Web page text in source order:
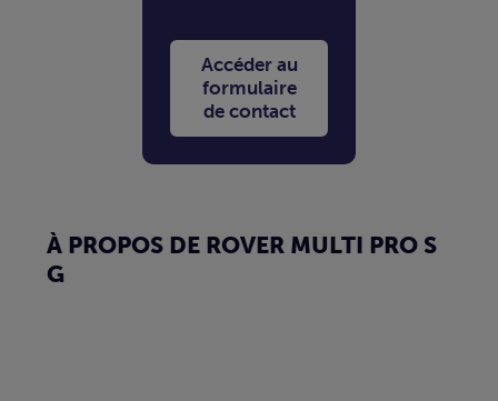
Accéder au
formulaire
de contact
À PROPOS DE ROVER MULTI PRO S
G